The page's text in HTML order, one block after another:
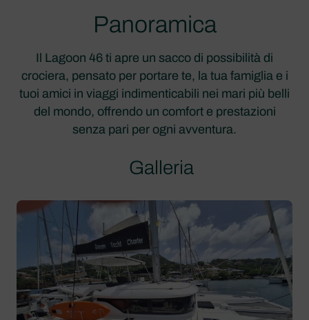
Panoramica
Il Lagoon 46 ti apre un sacco di possibilità di
crociera, pensato per portare te, la tua famiglia e i
tuoi amici in viaggi indimenticabili nei mari più belli
del mondo, offrendo un comfort e prestazioni
senza pari per ogni avventura.
Galleria